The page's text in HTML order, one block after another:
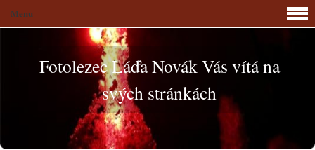
Fotolezec Láďa Novák Vás vítá na
svých stránkách
Menu